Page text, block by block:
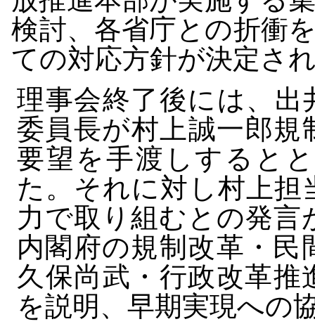
検討、各省庁との折衝
ての対応方針が決定さ
理事会終了後には、出
委員長が村上誠一郎規
要望を手渡しすると
た。それに対し村上
力で取り組むとの発
内閣府の規制改革・
久保尚武・行政改革
を説明、早期実現への